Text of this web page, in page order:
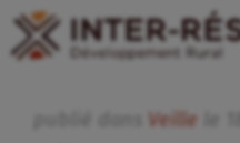
Veille